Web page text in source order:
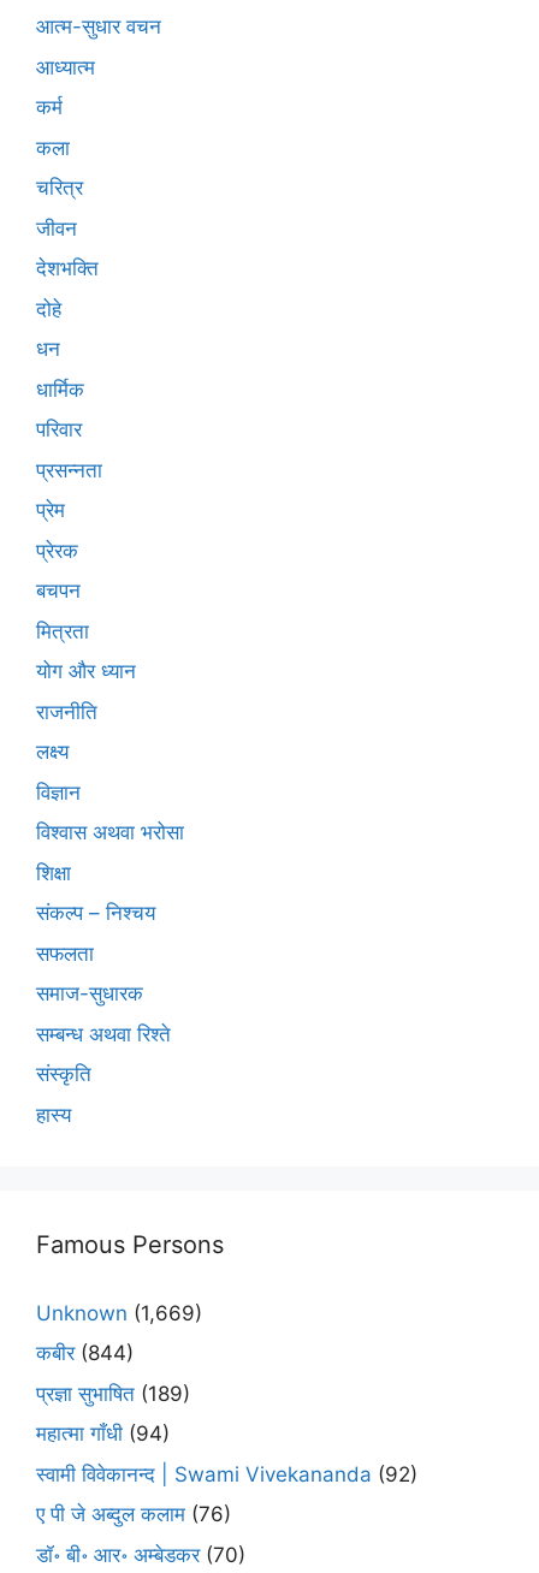
आत्म-सुधार वचन
आध्यात्म
कर्म
कला
चरित्र
जीवन
देशभक्ति
दोहे
धन
धार्मिक
परिवार
प्रसन्नता
प्रेम
प्रेरक
बचपन
मित्रता
योग और ध्यान
राजनीति
लक्ष्य
विज्ञान
विश्वास अथवा भरोसा
शिक्षा
संकल्प – निश्चय
सफलता
समाज-सुधारक
सम्बन्ध अथवा रिश्ते
संस्कृति
हास्य
Famous Persons
Unknown (1,669)
कबीर(844)
प्रज्ञा सुभाषित (189)
महात्मा गाँधी (94)
स्वामी विवेकानन्द | Swami Vivekananda (92)
ए पी जे अब्दुल कलाम (76)
डॉ॰ बी॰ आर॰ अम्बेडकर(70)